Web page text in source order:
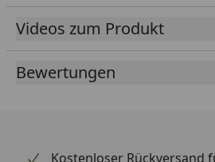
Komponenten-Ummantelung
Einfache Bedienung über die
SmartX) – für iOS und Android
Öffnen und Abschließen des
Videos zum Produkt
Bewertungen
Kostenloser Rückversand